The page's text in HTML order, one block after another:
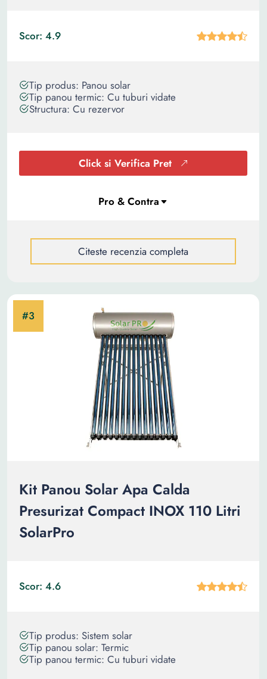
Scor: 4.9
Tip produs: Panou solar
Tip panou termic: Cu tuburi vidate
Structura: Cu rezervor
Click si Verifica Pret
Citeste recenzia completa
Kit Panou Solar Apa Calda
Presurizat Compact INOX 110 Litri
SolarPro
Scor: 4.6
Tip produs: Sistem solar
Tip panou solar: Termic
Tip panou termic: Cu tuburi vidate